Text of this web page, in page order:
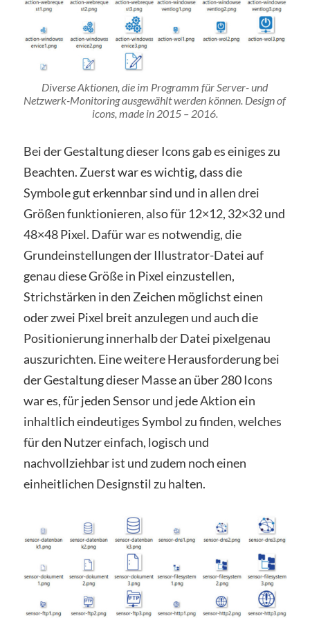
Diverse Aktionen, die im Programm für Server- und
Netzwerk-Monitoring ausgewählt werden können. Design of
icons, made in 2015 – 2016.
Bei der Gestaltung dieser Icons gab es einiges zu
Beachten. Zuerst war es wichtig, dass die
Symbole gut erkennbar sind und in allen drei
Größen funktionieren, also für 12×12, 32×32 und
48×48 Pixel. Dafür war es notwendig, die
Grundeinstellungen der Illustrator-Datei auf
genau diese Größe in Pixel einzustellen,
Strichstärken in den Zeichen möglichst einen
oder zwei Pixel breit anzulegen und auch die
Positionierung innerhalb der Datei pixelgenau
auszurichten. Eine weitere Herausforderung bei
der Gestaltung dieser Masse an über 280 Icons
war es, für jeden Sensor und jede Aktion ein
inhaltlich eindeutiges Symbol zu finden, welches
für den Nutzer einfach, logisch und
nachvollziehbar ist und zudem noch einen
einheitlichen Designstil zu halten.